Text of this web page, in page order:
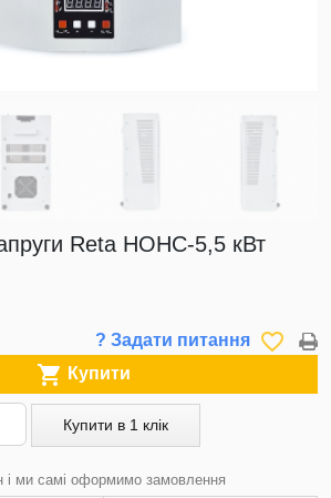
Reta НОНС-5,5 кВт
? Задати питання favorite_border
 Купити
Купити в 1 клік
ми самі оформимо замовлення